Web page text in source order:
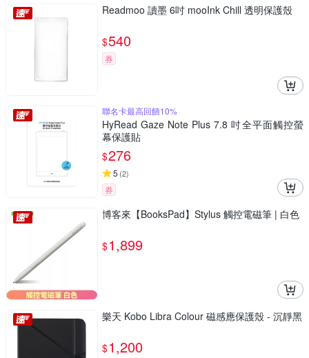
Readmoo 讀墨 6吋 mooInk Chill 透明保護殼
$540
券
聯名卡最高回饋10%
HyRead Gaze Note Plus 7.8 吋全平面觸控螢
幕保護貼
$276
5 (2)
券
博客來【BooksPad】Stylus 觸控電磁筆 | 白色
$1,899
樂天 Kobo Libra Colour 磁感應保護殼 - 沉靜黑
$1,200